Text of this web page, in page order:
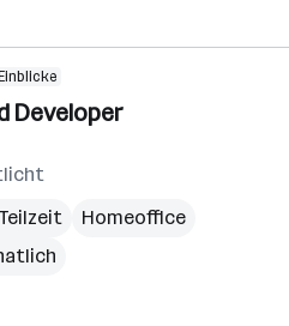
Einblicke
Developer
Homeoffice